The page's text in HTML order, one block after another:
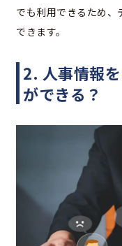
でも利用できるため
できます。
2. 人事情報
ができる？